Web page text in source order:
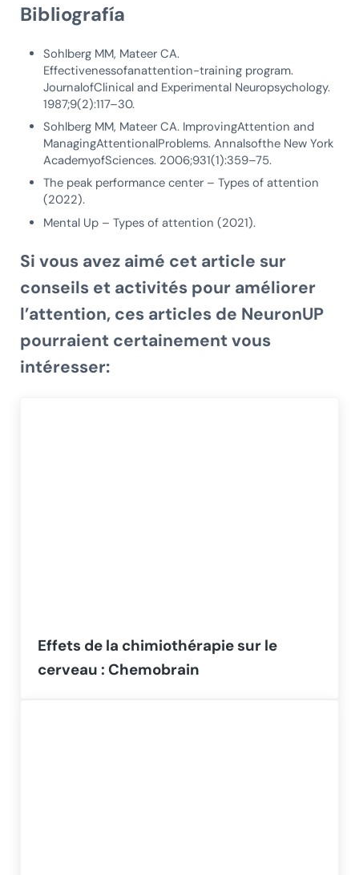
Bibliografía
Sohlberg MM, Mateer CA.
Effectivenessofanattention-training program.
JournalofClinical and Experimental Neuropsychology.
1987;9(2):117–30.
Sohlberg MM, Mateer CA. ImprovingAttention and
ManagingAttentionalProblems. Annalsofthe New York
AcademyofSciences. 2006;931(1):359–75.
The peak performance center – Types of attention
(2022).
Mental Up – Types of attention (2021).
Si vous avez aimé cet article sur
conseils et activités pour améliorer
l’attention, ces articles de NeuronUP
pourraient certainement vous
intéresser:
Effets de la chimiothérapie sur le
cerveau : Chemobrain